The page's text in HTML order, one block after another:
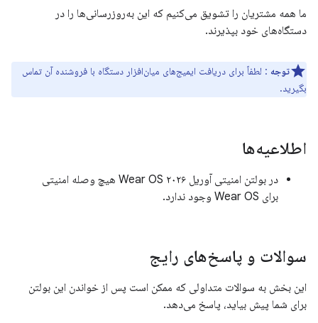
ما همه مشتریان را تشویق می‌کنیم که این به‌روزرسانی‌ها را در
دستگاه‌های خود بپذیرند.
توجه : لطفاً برای دریافت ایمیج‌های میان‌افزار دستگاه با فروشنده آن تماس
بگیرید.
اطلاعیه‌ها
در بولتن امنیتی آوریل ۲۰۲۶ Wear OS هیچ وصله امنیتی
برای Wear OS وجود ندارد.
سوالات و پاسخ‌های رایج
این بخش به سوالات متداولی که ممکن است پس از خواندن این بولتن
برای شما پیش بیاید، پاسخ می‌دهد.